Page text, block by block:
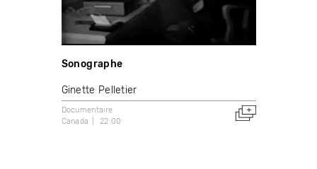
Sonographe
Ginette Pelletier
Documentaire
Canada
22:00